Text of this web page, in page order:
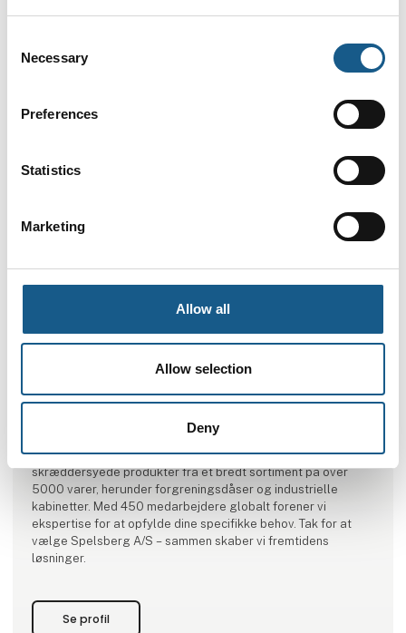
Selection
Necessary
Preferences
Statistics
Marketing
Allow all
Allow selection
Deny
Produktet er tilføjet af:
Velkommen til Spelsberg A/S – din pålidelige partner inden
for elektriske installationer og kapslinger. Med over 100 års
erfaring leverer vi kvalitetsløsninger gennem innovation og
dygtige udviklere. Vores familieejede virksomhed tilbyder
skræddersyede produkter fra et bredt sortiment på over
5000 varer, herunder forgreningsdåser og industrielle
kabinetter. Med 450 medarbejdere globalt forener vi
ekspertise for at opfylde dine specifikke behov. Tak for at
vælge Spelsberg A/S – sammen skaber vi fremtidens
løsninger.
Se profil